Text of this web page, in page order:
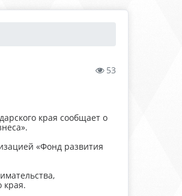
53
края сообщает о
«Фонд развития
края.